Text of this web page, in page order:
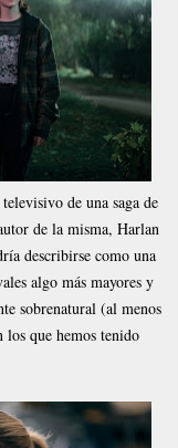
de una saga de
de la misma, Harlan
describirse como una
algo más mayores y
sobrenatural (al menos
los que hemos tenido